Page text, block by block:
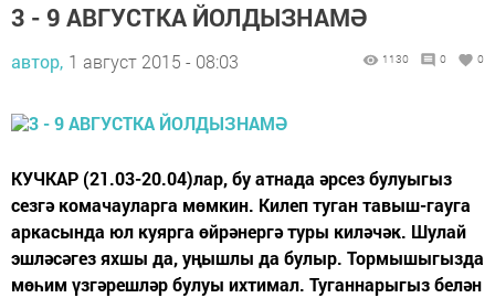
3 - 9 АВГУСТКА ЙОЛДЫЗНАМӘ
автор, 1 август 2015 - 08:03 1130 0 0
КУЧКАР (21.03-20.04)лар, бу атнада әрсез булуыгыз
сезгә комачауларга мөмкин. Килеп туган тавыш-гауга
аркасында юл куярга өйрәнергә туры киләчәк. Шулай
эшләсәгез яхшы да, уңышлы да булыр. Тормышыгызда
мөһим үзгәрешләр булуы ихтимал. Туганнарыгыз белән